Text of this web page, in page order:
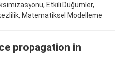
Etkili Düğümler,
Matematiksel Modelleme
propagation in